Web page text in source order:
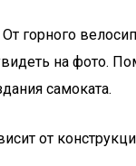
на фото.
самоката.
от